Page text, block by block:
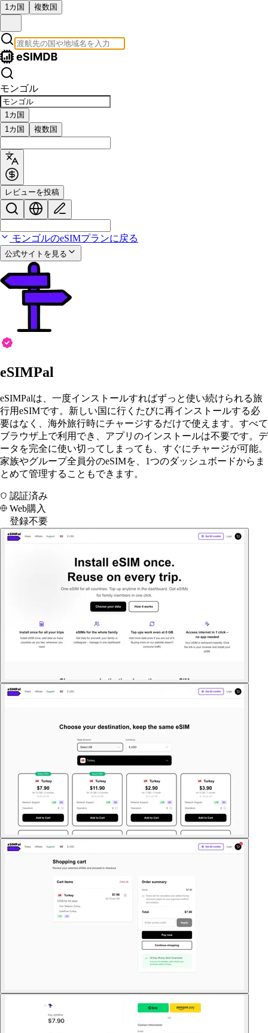
1カ国 複数国
モンゴル
1カ国
1カ国
複数国
レビューを投稿
モンゴルのeSIMプランに戻る
公式サイトを見る
eSIMPal
eSIMPalは、一度インストールすればずっと使い続けられる旅
行用eSIMです。新しい国に行くたびに再インストールする必
要はなく、海外旅行時にチャージするだけで使えます。すべて
ブラウザ上で利用でき、アプリのインストールは不要です。デ
ータを完全に使い切ってしまっても、すぐにチャージが可能。
家族やグループ全員分のeSIMを、1つのダッシュボードからま
とめて管理することもできます。
認証済み
Web購入
登録不要